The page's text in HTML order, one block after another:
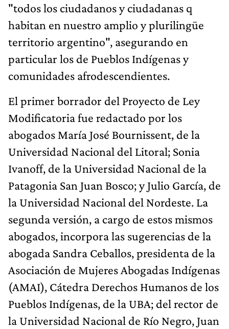
"todos los ciudadanos y ciudadanas q
habitan en nuestro amplio y plurilingüe
territorio argentino", asegurando en
particular los de Pueblos Indígenas y
comunidades afrodescendientes.
El primer borrador del Proyecto de Ley
Modificatoria fue redactado por los
abogados María José Bournissent, de la
Universidad Nacional del Litoral; Sonia
Ivanoff, de la Universidad Nacional de la
Patagonia San Juan Bosco; y Julio García, de
la Universidad Nacional del Nordeste. La
segunda versión, a cargo de estos mismos
abogados, incorpora las sugerencias de la
abogada Sandra Ceballos, presidenta de la
Asociación de Mujeres Abogadas Indígenas
(AMAI), Cátedra Derechos Humanos de los
Pueblos Indígenas, de la UBA; del rector de
la Universidad Nacional de Río Negro, Juan